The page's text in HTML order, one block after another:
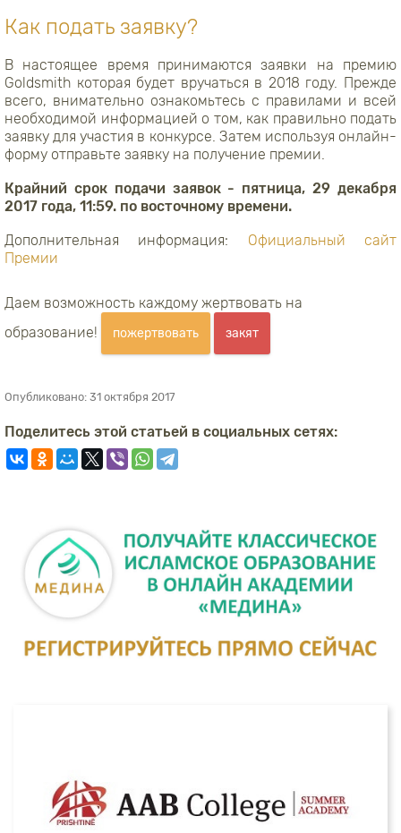
Как подать заявку?
В настоящее время принимаются заявки на премию
Goldsmith которая будет вручаться в 2018 году. Прежде
всего, внимательно ознакомьтесь с правилами и всей
необходимой информацией о том, как правильно подать
заявку для участия в конкурсе. Затем используя онлайн-
форму отправьте заявку на получение премии.
Крайний срок подачи заявок - пятница, 29 декабря
2017 года, 11:59. по восточному времени.
Дополнительная информация: Официальный сайт
Премии
Даем возможность каждому жертвовать на
образование!
пожертвовать закят
Опубликовано: 31 октября 2017
Поделитесь этой статьей в социальных сетях: